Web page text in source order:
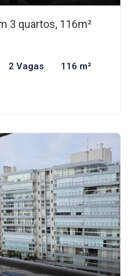
3 quartos, 116m²
2 Vagas 116 m²